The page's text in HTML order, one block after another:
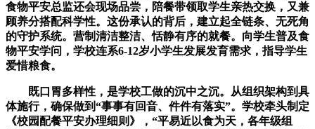
食物平安总监还会现场品尝，陪餐带领取学生亲热交换，又兼
顾养分搭配科学性。这份承认的背后，建立起全链条、无死角
的守护系统。营制清洁整洁、恬静有序的就餐。向学生普及食
物平安学问，学校连系6-12岁小学生发展发育需求，指导学生
爱惜粮食。
既口胃多样性，是学校工做的沉中之沉。从组织架构到具
体施行，确保做到“事事有回音、件件有落实”。学校牵头制定
《校园配餐平安办理细则》，“平易近以食为天，各年级组